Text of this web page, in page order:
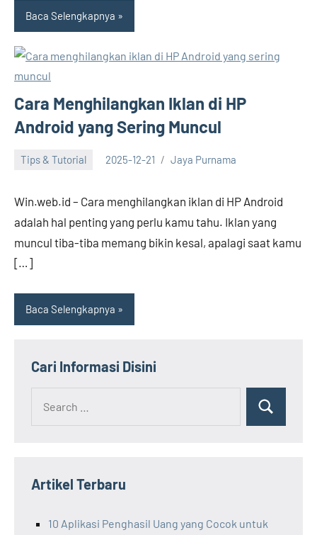
Baca Selengkapnya
Cara Menghilangkan Iklan di HP
Android yang Sering Muncul
Tips & Tutorial 2025-12-21 Jaya Purnama
Win.web.id – Cara menghilangkan iklan di HP Android
adalah hal penting yang perlu kamu tahu. Iklan yang
muncul tiba-tiba memang bikin kesal, apalagi saat kamu
[…]
Baca Selengkapnya
Cari Informasi Disini
Search
Artikel Terbaru
10 Aplikasi Penghasil Uang yang Cocok untuk